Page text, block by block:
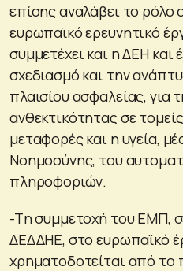
επίσης αναλάβει το ρόλο
ευρωπαϊκό ερευνητικό
συμμετέχει και η ΔΕΗ και
σχεδιασμό και την
πλαισίου ασφαλείας, για
ανθεκτικότητας σε
μεταφορές και η υγεία,
Νοημοσύνης, του
πληροφοριών.
-Tη συμμετοχή του ΕΜΠ,
ΔΕΔΔΗΕ, στο ευρωπαϊκό
χρηματοδοτείται από